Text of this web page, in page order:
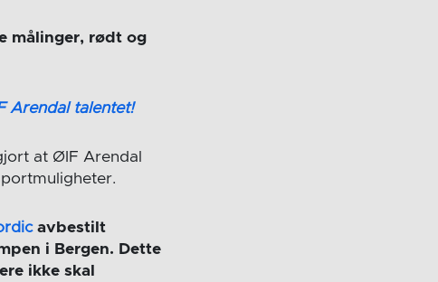
målinger, rødt og
Arendal talentet!
at ØIF Arendal
avbestilt
i Bergen. Dette
ikke skal